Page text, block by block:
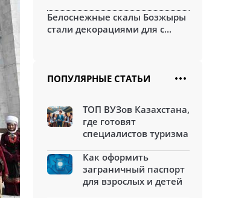
Белоснежные скалы Бозжыры
стали декорациями для с...
ПОПУЛЯРНЫЕ СТАТЬИ
ТОП ВУЗов Казахстана,
где готовят
специалистов туризма
Как оформить
заграничный паспорт
для взрослых и детей